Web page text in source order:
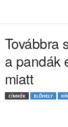
Továbbra
a pandák
miatt
CÍMKÉK ELŐHELY